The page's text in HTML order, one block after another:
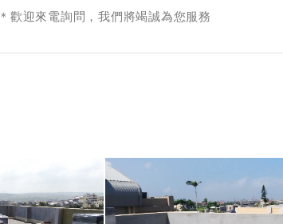
＊歡迎來電詢問，我們將竭誠為您服務